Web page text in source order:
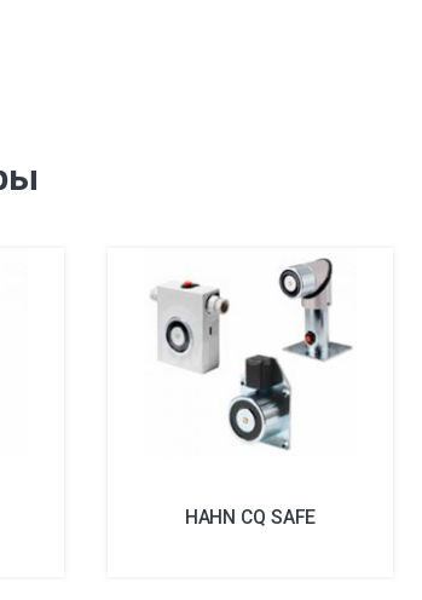
HAHN CQ SAFE